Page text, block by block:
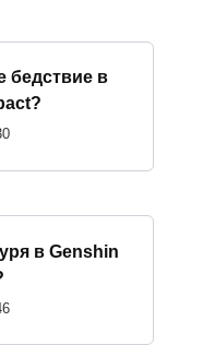
бедствие в
в Genshin